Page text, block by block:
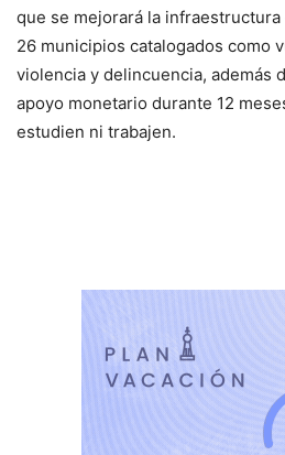
que se mejorará la
26 municipios catalogados como
violencia y delincuencia, además
apoyo monetario durante 12
estudien ni trabajen.